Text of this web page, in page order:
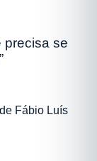
precisa se
Fábio Luís